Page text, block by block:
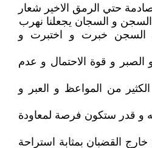
حتي الرمق الاخير شعار
و السجان يجعلنا نهرب
السجن خبرت و اختبرت و
و قوة الاحتمال و عدم
من المواعظ و العبر و
و قدر ستكون فرصة لمعاودة
القضبان بمثابة استراحة